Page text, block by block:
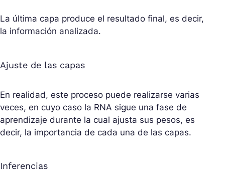
La última capa produce el resultado final, es decir,
la información analizada.
Ajuste de las capas
En realidad, este proceso puede realizarse varias
veces, en cuyo caso la RNA sigue una fase de
aprendizaje durante la cual ajusta sus pesos, es
decir, la importancia de cada una de las capas.
Inferencias